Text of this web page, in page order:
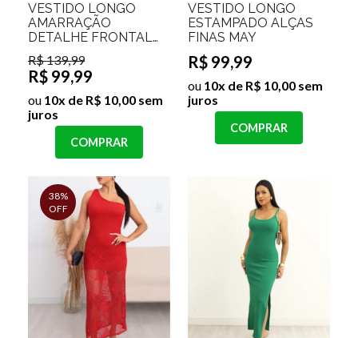
VESTIDO LONGO
AMARRAÇÃO
DETALHE FRONTAL
SCARLETT
R$ 139,99
R$ 99,99
ou 10x de R$ 10,00 sem
juros
COMPRAR
VESTIDO LONGO
ESTAMPADO ALÇAS
FINAS MAY
R$ 99,99
ou 10x de R$ 10,00 sem
juros
COMPRAR
38%
OFF